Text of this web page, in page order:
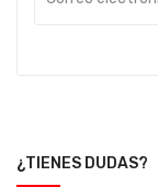
¿TIENES DUDAS?